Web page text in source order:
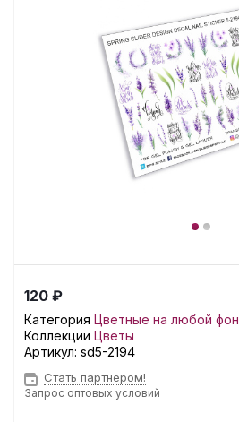
120 ₽
Категория Цветные на любой фон
Коллекции Цветы
Артикул: sd5-2194
Стать партнером!
Запрос оптовых условий